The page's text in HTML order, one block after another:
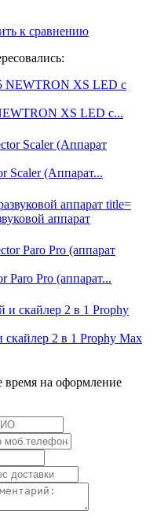
к сравнению
XS LED с...
Scaler (Аппарат...
аппарат
Paro Pro (аппарат...
2 в 1 Prophy Max
время на оформление